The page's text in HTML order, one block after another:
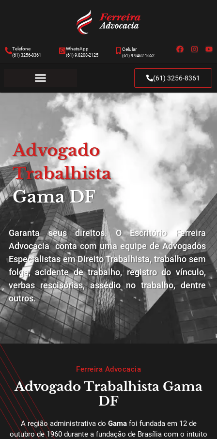
Telefone
(61) 3256-8361
WhatsApp
(61) 9.8208-2125
Celular
(61) 9.9462-1652
(61) 3256-8361
Advogado
Trabalhista
Gama DF
Garanta seus direitos. O Escritório Ferreira
Advocacia conta com uma equipe de Advogados
Especialistas em Direito Trabalhista, trabalho sem
folga, acidente de trabalho, registro do vínculo,
verbas rescisórias, assédio no trabalho, dentre
outros.
Ferreira Advocacia
Advogado Trabalhista Gama
DF
A região administrativa do Gamafoi fundada em 12 de
outubro de 1960 durante a fundação de Brasília com o intuito